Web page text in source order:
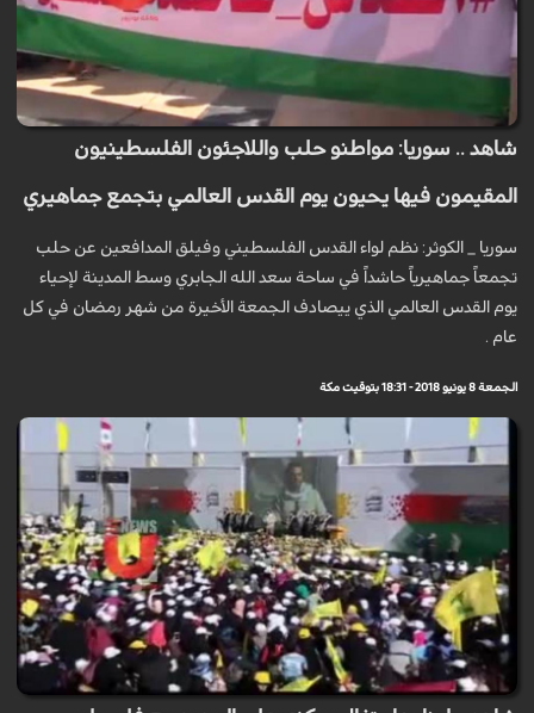
شاهد .. سوريا: مواطنو حلب واللاجئون الفلسطينيون
المقيمون فيها يحيون يوم القدس العالمي بتجمع جماهيري
سوريا _ الكوثر: نظم لواء القدس الفلسطيني وفيلق المدافعين عن حلب
تجمعاً جماهيرياً حاشداً في ساحة سعد الله الجابري وسط المدينة لإحياء
يوم القدس العالمي الذي ييصادف الجمعة الأخيرة من شهر رمضان في كل
عام .
الجمعة 8 يونيو 2018 - 18:31 بتوقيت مكة